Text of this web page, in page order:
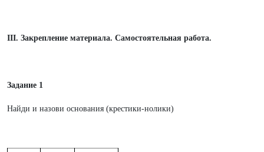
III. Закрепление материала. Самостоятельная работа.
Задание 1
Найди и назови основания (крестики-нолики)